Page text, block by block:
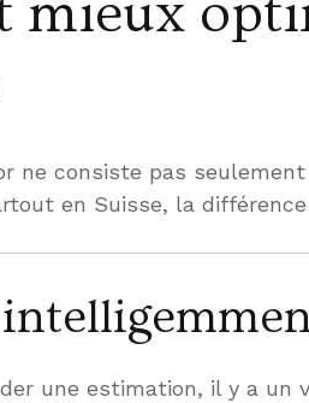
mieux
ne consiste pas
en Suisse, la
une estimation, il y a un